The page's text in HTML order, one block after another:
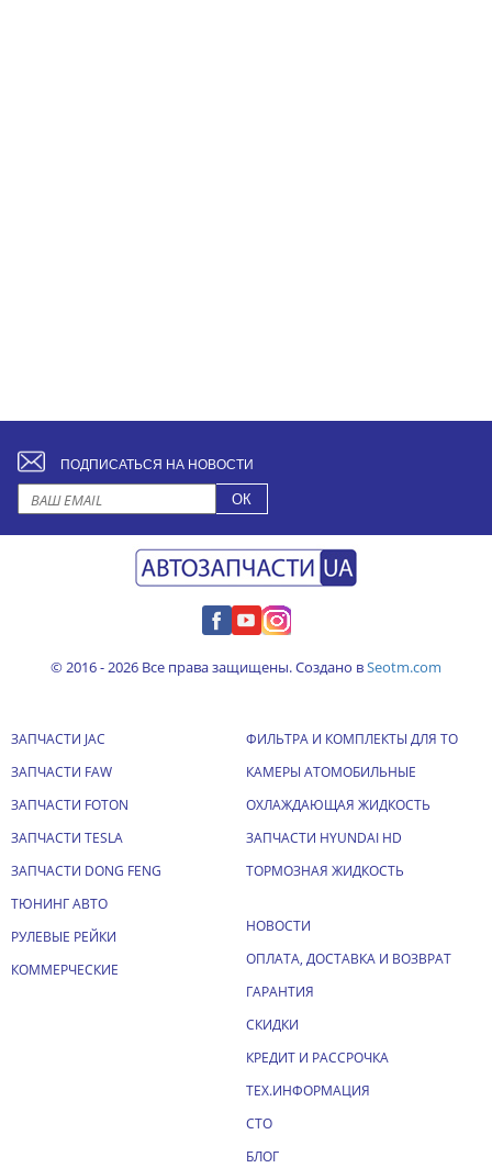
ПОДПИСАТЬСЯ НА НОВОСТИ
© 2016 - 2026 Все права защищены. Создано вSeotm.com
ЗАПЧАСТИ JAC
ЗАПЧАСТИ FAW
ЗАПЧАСТИ FOTON
ЗАПЧАСТИ TESLA
ЗАПЧАСТИ DONG FENG
ТЮНИНГ АВТО
РУЛЕВЫЕ РЕЙКИ
КОММЕРЧЕСКИЕ
ФИЛЬТРА И КОМПЛЕКТЫ ДЛЯ ТО
КАМЕРЫ АТОМОБИЛЬНЫЕ
ОХЛАЖДАЮЩАЯ ЖИДКОСТЬ
ЗАПЧАСТИ HYUNDAI HD
ТОРМОЗНАЯ ЖИДКОСТЬ
НОВОСТИ
ОПЛАТА, ДОСТАВКА И ВОЗВРАТ
ГАРАНТИЯ
СКИДКИ
КРЕДИТ И РАССРОЧКА
ТЕХ.ИНФОРМАЦИЯ
СТО
БЛОГ